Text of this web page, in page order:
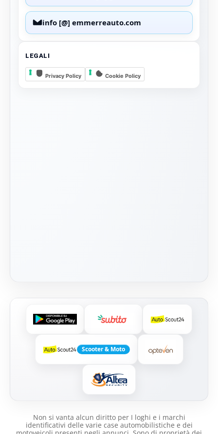
info [@] emmerreauto.com
LEGALI
Privacy Policy Cookie Policy
Scooter & Moto
Non si vanta alcun diritto per I loghi e i marchi
identificativi delle varie case automobilistiche e dei